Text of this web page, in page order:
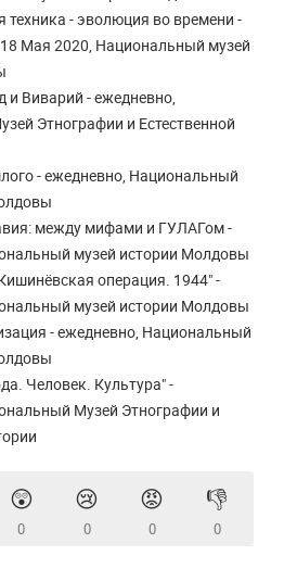
техника - эволюция во времени -
Мая 2020, Национальный музей
и Виварий - ежедневно,
Этнографии и Естественной
- ежедневно, Национальный
между мифами и ГУЛАГом -
музей истории Молдовы
операция. 1944" -
музей истории Молдовы
- ежедневно, Национальный
Человек. Культура" -
Музей Этнографии и
😲
0
😢
0
😡
0
👎
0